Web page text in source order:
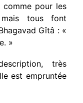
comme pour les
mais tous font
Gîtâ : «
»
très
est empruntée